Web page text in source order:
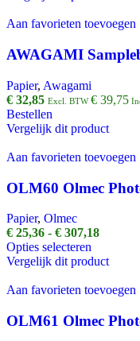
meerdere
Deze
gekozen
worden
op
de
Aan favorieten toevoegen
AWAGAMI
Papier, Awagami
€ 32,85 Excl. BTW€ 39,75
Bestellen
Vergelijk dit product
Aan favorieten toevoegen
OLM60 Olmec
Papier, Olmec
€ 25,36 - € 307,18
tot
Opties selecteren
product
meerdere
Deze
Vergelijk dit product
Aan favorieten toevoegen
OLM61 Olmec